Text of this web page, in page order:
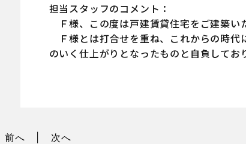
担当スタッフのコメント：
Ｆ様、この度は戸建賃貸住宅をご建築い
Ｆ様とは打合せを重ね、これからの時代
のいく仕上がりとなったものと自負して
前へ 次へ